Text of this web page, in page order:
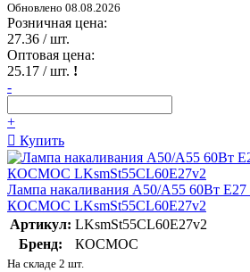
Обновлено 08.08.2026
Розничная цена:
27.36 / шт.
Оптовая цена:
25.17 / шт. !
-
+
Купить
Лампа накаливания A50/A55 60Вт E27
КОСМОС LKsmSt55CL60E27v2
Артикул: LKsmSt55CL60E27v2
Бренд:
КОСМОС
На складе 2 шт.